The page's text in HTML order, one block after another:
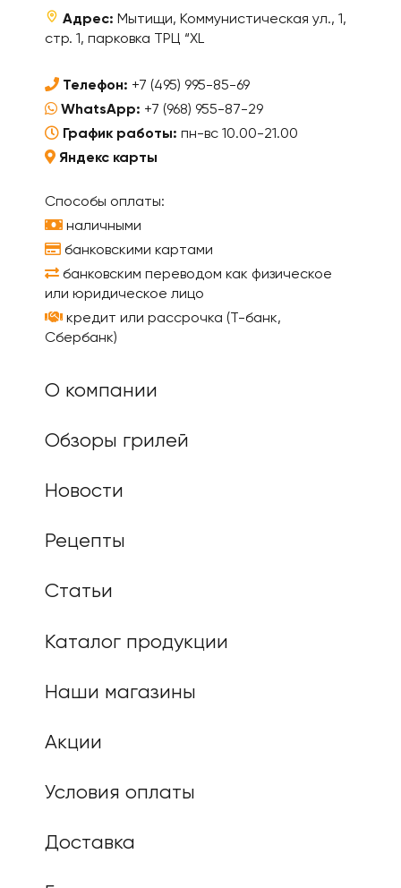
Адрес: Мытищи, Коммунистическая ул., 1,
стр. 1, парковка ТРЦ “XL
Телефон: +7 (495) 995-85-69
WhatsApp: +7 (968) 955-87-29
График работы: пн-вс 10.00-21.00
Яндекс карты
Способы оплаты:
наличными
банковскими картами
банковским переводом как физическое
или юридическое лицо
кредит или рассрочка (Т-банк,
Сбербанк)
О компании
Обзоры грилей
Новости
Рецепты
Статьи
Каталог продукции
Наши магазины
Акции
Условия оплаты
Доставка